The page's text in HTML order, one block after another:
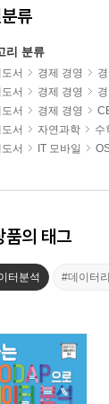
류
리 분류
서 경제 경영
서
경제 경영
서
경제 경영
서
자연과학 수
서
IT 모바일
품의 태그
터분석 #데이터